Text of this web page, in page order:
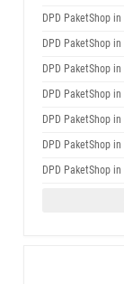
DPD PaketShop in
DPD PaketShop in
DPD PaketShop in
DPD PaketShop in
DPD PaketShop in
DPD PaketShop in
DPD PaketShop in